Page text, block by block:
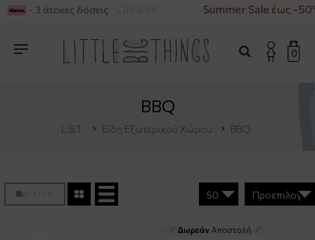
ΑΓΟΡΕΣ ΑΝΩ ΤΩΝ 49€ Summer Sale έως -50%
- 3 άτοκες δόσεις
0
BBQ
L.B.T. Είδη Εξωτερικού Χώρου BBQ
ΦΙΛΤΡΑ